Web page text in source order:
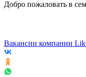
Добро пожаловать в
Вакансии компании